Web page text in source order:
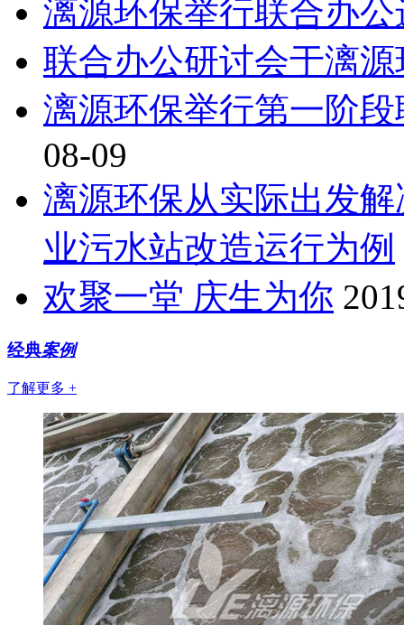
漓源环保举行联合办
联合办公研讨会于漓
漓源环保举行第一阶
08-09
漓源环保从实际出发
业污水站改造运行为例
欢聚一堂 庆生为你
经典案例
了解更多 +